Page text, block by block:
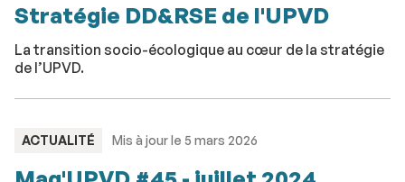
Stratégie DD&RSE de l'UPVD
La transition socio-écologique au cœur de la stratégie
de l’UPVD.
TYPE
ACTUALITÉ Mis à jour le 5 mars 2026